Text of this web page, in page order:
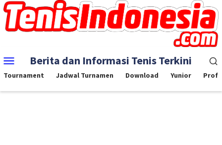
Skip
to
content
Mobile
Menu
Berita dan Informasi Tenis Terkini
Tournament Jadwal Turnamen Download Yunior